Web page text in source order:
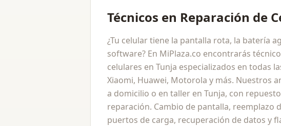
Técnicos en Reparación de
¿Tu celular tiene la pantalla rota, la batería
software? En MiPlaza.co encontrarás
celulares en Tunja especializados en todas
Xiaomi, Huawei, Motorola y más. Nuestros
a domicilio o en taller en Tunja, con
reparación. Cambio de pantalla, reemplazo
puertos de carga, recuperación de datos y